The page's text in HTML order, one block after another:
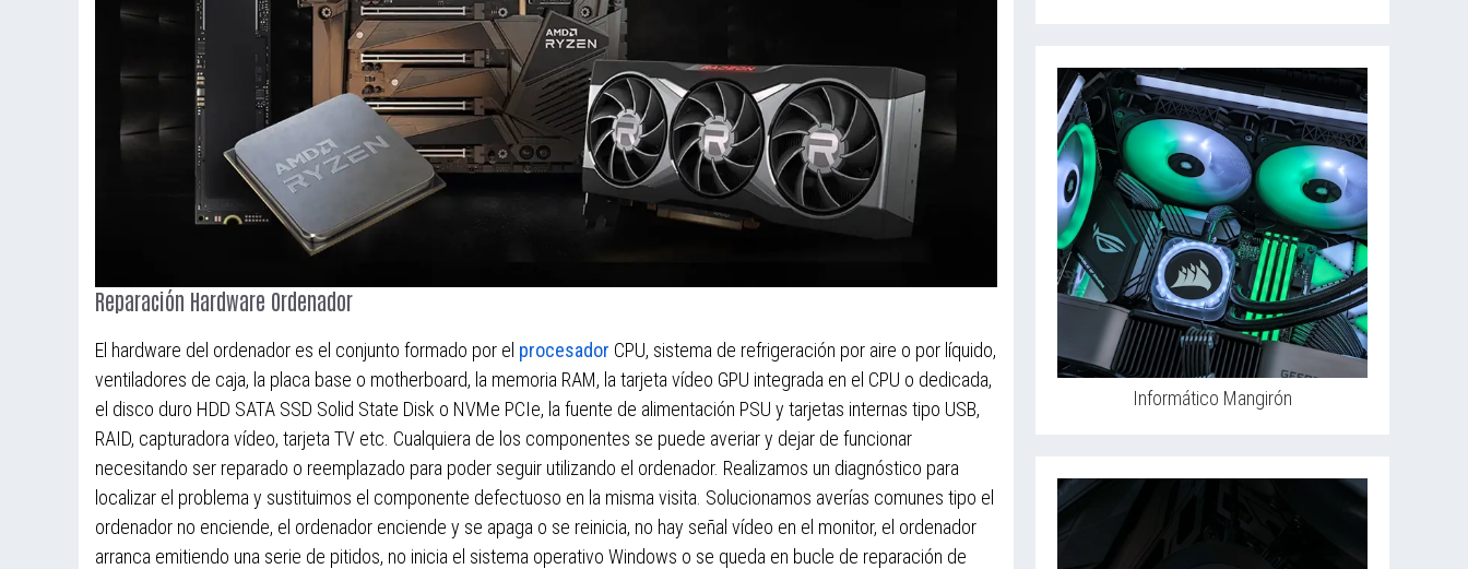
Reparación Hardware Ordenador
El hardware del ordenador es el conjunto formado por el procesador CPU, sistema de refrigeración por aire o por líquido,
ventiladores de caja, la placa base o motherboard, la memoria RAM, la tarjeta vídeo GPU integrada en el CPU o dedicada,
el disco duro HDD SATA SSD Solid State Disk o NVMe PCIe, la fuente de alimentación PSU y tarjetas internas tipo USB,
RAID, capturadora vídeo, tarjeta TV etc. Cualquiera de los componentes se puede averiar y dejar de funcionar
necesitando ser reparado o reemplazado para poder seguir utilizando el ordenador. Realizamos un diagnóstico para
localizar el problema y sustituimos el componente defectuoso en la misma visita. Solucionamos averías comunes tipo el
ordenador no enciende, el ordenador enciende y se apaga o se reinicia, no hay señal vídeo en el monitor, el ordenador
arranca emitiendo una serie de pitidos, no inicia el sistema operativo Windows o se queda en bucle de reparación de
Informático Mangirón